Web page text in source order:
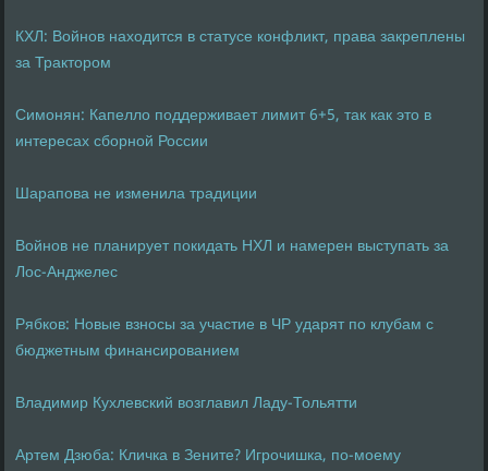
КХЛ: Войнов находится в статусе конфликт, права закреплены
за Трактором
Симонян: Капелло поддерживает лимит 6+5, так как это в
интересах сборной России
Шарапова не изменила традиции
Войнов не планирует покидать НХЛ и намерен выступать за
Лос-Анджелес
Рябков: Новые взносы за участие в ЧР ударят по клубам с
бюджетным финансированием
Владимир Кухлевский возглавил Ладу-Тольятти
Артем Дзюба: Кличка в Зените? Игрочишка, по-моему